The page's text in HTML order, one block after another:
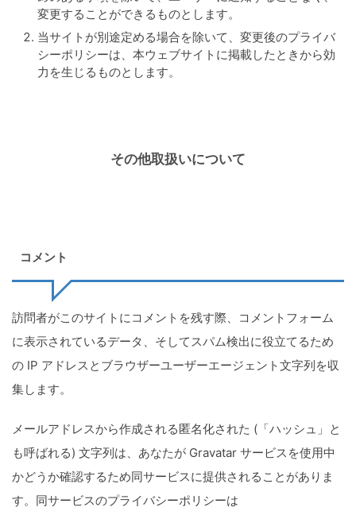
変更することができるものとします。
当サイトが別途定める場合を除いて、変更後のプライバ
シーポリシーは、本ウェブサイトに掲載したときから効
力を生じるものとします。
その他取扱いについて
コメント
訪問者がこのサイトにコメントを残す際、コメントフォーム
に表示されているデータ、そしてスパム検出に役立てるため
の IP アドレスとブラウザーユーザーエージェント文字列を収
集します。
メールアドレスから作成される匿名化された (「ハッシュ」と
も呼ばれる) 文字列は、あなたが Gravatar サービスを使用中
かどうか確認するため同サービスに提供されることがありま
す。同サービスのプライバシーポリシーは